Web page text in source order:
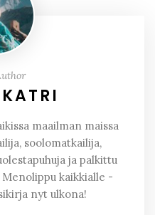
maailman maissa
soolomatkailija,
ja palkittu
kaikkialle -
nyt ulkona!